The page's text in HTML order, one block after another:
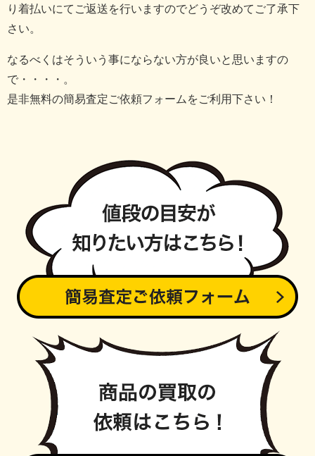
り着払いにてご返送を行いますのでどうぞ改めてご了承下
さい。
なるべくはそういう事にならない方が良いと思いますの
で・・・・。
是非無料の簡易査定ご依頼フォームをご利用下さい！